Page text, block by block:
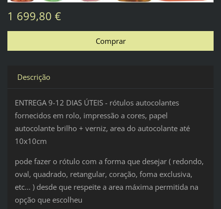
1 699,80 €
Descrição
ENTREGA 9-12 DIAS ÚTEIS - rótulos autocolantes
fornecidos em rolo, impressão a cores, papel
autocolante brilho + verniz, area do autocolante até
10x10cm
pode fazer o rótulo com a forma que desejar ( redondo,
oval, quadrado, retangular, coração, foma exclusiva,
etc... ) desde que respeite a area máxima permitida na
opção que escolheu